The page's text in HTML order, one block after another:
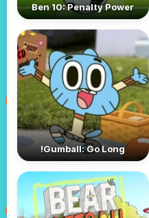
Ben 10: Penalty Power
Gumball: Go Long!